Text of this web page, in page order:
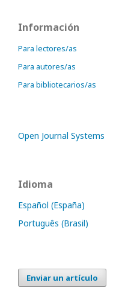
Información
Para lectores/as
Para autores/as
Para bibliotecarios/as
Open Journal Systems
Idioma
Español (España)
Português (Brasil)
Enviar un artículo